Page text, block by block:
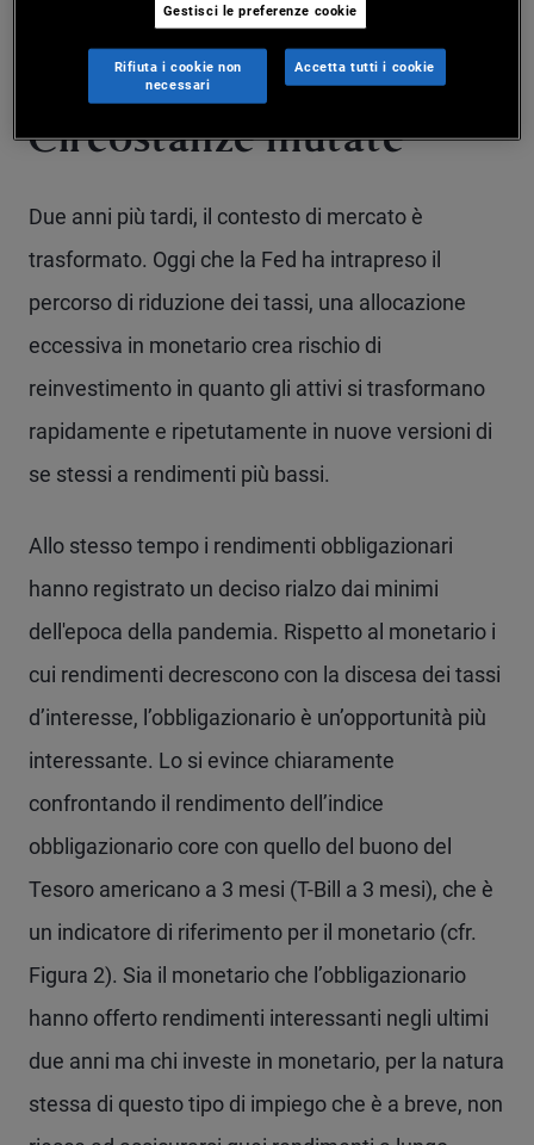
ad apparire un porto sicuro, e ci sono rimasti.
Circostanze mutate
Due anni più tardi, il contesto di mercato è
trasformato. Oggi che la Fed ha intrapreso il
percorso di riduzione dei tassi, una allocazione
eccessiva in monetario crea rischio di
reinvestimento in quanto gli attivi si trasformano
rapidamente e ripetutamente in nuove versioni di
se stessi a rendimenti più bassi.
Allo stesso tempo i rendimenti obbligazionari
hanno registrato un deciso rialzo dai minimi
dell'epoca della pandemia. Rispetto al monetario i
cui rendimenti decrescono con la discesa dei tassi
d’interesse, l’obbligazionario è un’opportunità più
interessante. Lo si evince chiaramente
confrontando il rendimento dell’indice
obbligazionario core con quello del buono del
Tesoro americano a 3 mesi (T-Bill a 3 mesi), che è
un indicatore di riferimento per il monetario (cfr.
Figura 2). Sia il monetario che l’obbligazionario
hanno offerto rendimenti interessanti negli ultimi
due anni ma chi investe in monetario, per la natura
stessa di questo tipo di impiego che è a breve, non
Gestisci le preferenze cookie
Rifiuta i cookie non
necessari
Accetta tutti i cookie